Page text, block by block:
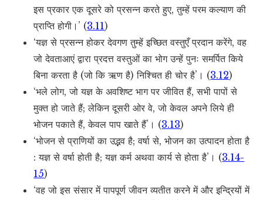
इस प्रकार एक दूसरे को प्रसन्न करते हुए, तुम्हें परम कल्याण की
प्राप्ति होगी।’ (3.11)
‘यज्ञ से प्रसन्न होकर देवगण तुम्हें इच्छित वस्तुएँ प्रदान करेंगे, वह
जो देवताआएं द्वारा प्रदत्त वस्तुओं का भोग उन्हें पुनः समर्पित किये
बिना करता है (जो कि ऋण है) निश्चित ही चोर है’। (3.12)
‘भले लोग, जो यज्ञ के अवशिष्ट भाग पर जीवित हैं, सभी पापों से
मुक्त हो जाते हैं; लेकिन दूसरी ओर वे, जो केवल अपने लिये ही
भोजन पकाते हैं, केवल पाप खाते हैं’। (3.13)
‘भोजन से प्राणियों का उद्भव है; वर्षा से, भोजन का उत्पादन होता है
: यज्ञ से वर्षा होती है; यज्ञ कर्म अथवा कार्य से होता है’। (3.14-
15)
‘वह जो इस संसार में पापपूर्ण जीवन व्यतीत करने में और इन्द्रियों में